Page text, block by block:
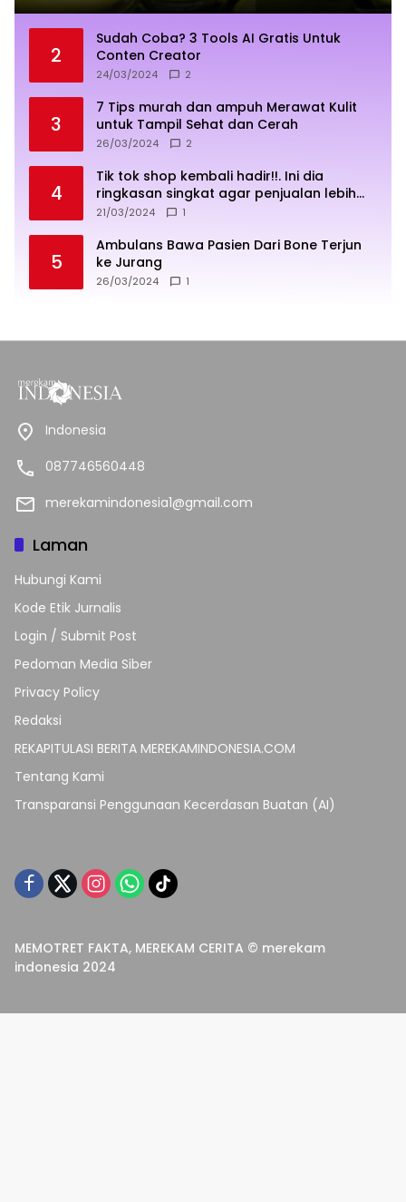
2
Sudah Coba? 3 Tools AI Gratis Untuk
Conten Creator
24/03/2024 2
3
7 Tips murah dan ampuh Merawat Kulit
untuk Tampil Sehat dan Cerah
26/03/2024 2
4
Tik tok shop kembali hadir!!. Ini dia
ringkasan singkat agar penjualan lebih
sukses
21/03/2024 1
5
Ambulans Bawa Pasien Dari Bone Terjun
ke Jurang
26/03/2024 1
Indonesia
087746560448
merekamindonesia1@gmail.com
Laman
Hubungi Kami
Kode Etik Jurnalis
Login / Submit Post
Pedoman Media Siber
Privacy Policy
Redaksi
REKAPITULASI BERITA MEREKAMINDONESIA.COM
Tentang Kami
Transparansi Penggunaan Kecerdasan Buatan (AI)
MEMOTRET FAKTA, MEREKAM CERITA © merekam
indonesia 2024